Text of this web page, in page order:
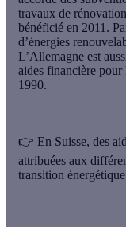
travaux de
bénéficié en 2011.
d’énergies
L’Allemagne est
aides financière pour
1990.
👉 En Suisse, des
attribuées aux
transition